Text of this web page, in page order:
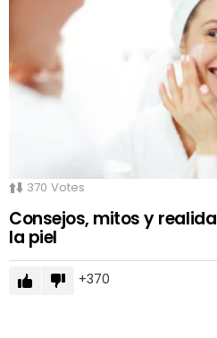
370 Votes
Consejos, mitos y
la piel
370